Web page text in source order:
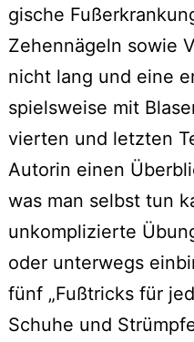
gi­sche
Zehennägeln sowie
nicht lang und eine
spiels­wei­se mit
vier­ten und letz­ten
Autorin einen
was man selbst tun
unkom­pli­zier­te
oder unter­wegs
fünf „Fußtricks für
Schuhe und